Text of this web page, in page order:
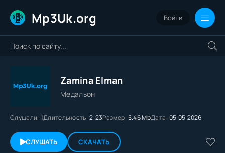
Mp3Uk.org Войти
Zamina Elman
Медальон
Слушали: 1Длительность:2:23Размер: 5.46 MbДата: 05.05.2026
СЛУШАТЬ СКАЧАТЬ